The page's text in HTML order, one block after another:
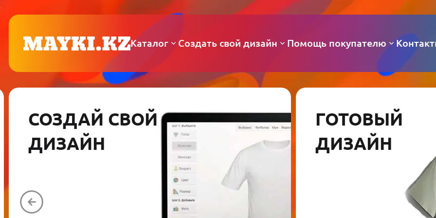
Каталог Создать свой дизайн Помощь покупателю
СОЗДАЙ СВОЙ
ДИЗАЙН
ГОТОВЫЙ
ДИЗАЙН